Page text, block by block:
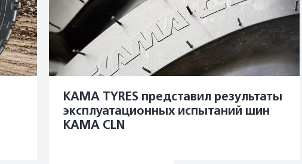
KAMA TYRES представил результаты
эксплуатационных испытаний шин
KAMA CLN